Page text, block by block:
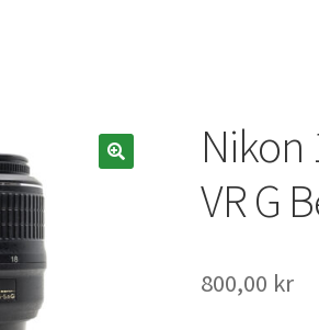
Nikon
VR G
800,00 kr